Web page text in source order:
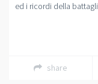
ed i ricordi della
share